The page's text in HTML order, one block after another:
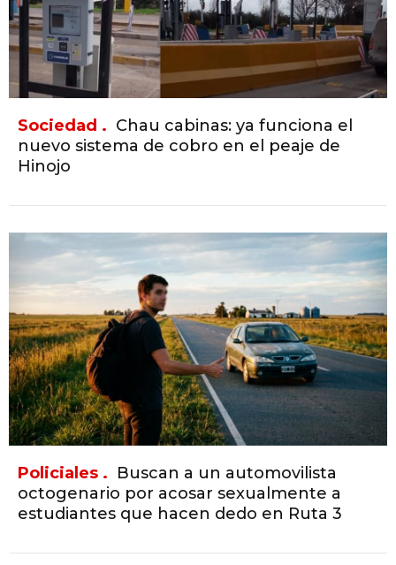
Sociedad . Chau cabinas: ya funciona el
nuevo sistema de cobro en el peaje de
Hinojo
Policiales . Buscan a un automovilista
octogenario por acosar sexualmente a
estudiantes que hacen dedo en Ruta 3